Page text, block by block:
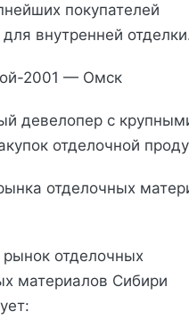
покупателей
внутренней
2001 — Омск
девелопер с
отделочной
отделочных
отделочных
материалов Сибири